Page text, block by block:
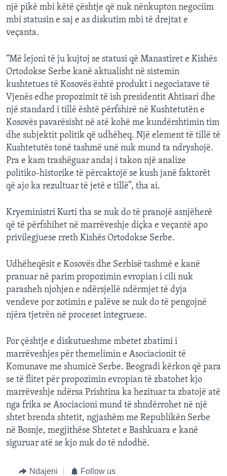
një pikë mbi këtë çështje që nuk nënkupton negociim
mbi statusin e saj e as diskutim mbi të drejtat e
veçanta.
“Më lejoni të ju kujtoj se statusi që Manastiret e Kishës
Ortodokse Serbe kanë aktualisht në sistemin
kushtetues të Kosovës është produkt i negociatave të
Vjenës edhe propozimit të ish presidentit Ahtisari dhe
një standard i tillë është përfshirë në Kushtetutën e
Kosovës pavarësisht në atë kohë me kundërshtimin tim
dhe subjektit politik që udhëheq. Një element të tillë të
Kushtetutës tonë tashmë unë nuk mund ta ndryshojë.
Pra e kam trashëguar andaj i takon një analize
politiko-historike të përcaktojë se kush janë faktorët
që ajo ka rezultuar të jetë e tillë”, tha ai.
Kryeministri Kurti tha se nuk do të pranojë asnjëherë
që të përfshihet në marrëveshje diçka e veçantë apo
privilegjuese rreth Kishës Ortodokse Serbe.
Udhëheqësit e Kosovës dhe Serbisë tashmë e kanë
pranuar në parim propozimin evropian i cili nuk
parasheh njohjen e ndërsjellë ndërmjet të dyja
vendeve por zotimin e palëve se nuk do të pengojnë
njëra tjetrën në proceset integruese.
Por çështje e diskutueshme mbetet zbatimi i
marrëveshjes për themelimin e Asociacionit të
Komunave me shumicë Serbe. Beogradi kërkon që para
se të flitet për propozimin evropian të zbatohet kjo
marrëveshje ndërsa Prishtina ka hezituar ta zbatojë atë
nga frika se Asociacioni mund të shndërrohet në një
shtet brenda shtetit, ngjashëm me Republikën Serbe
në Bosnje, megjithëse Shtetet e Bashkuara e kanë
siguruar atë se kjo nuk do të ndodhë.
Ndajeni Follow us